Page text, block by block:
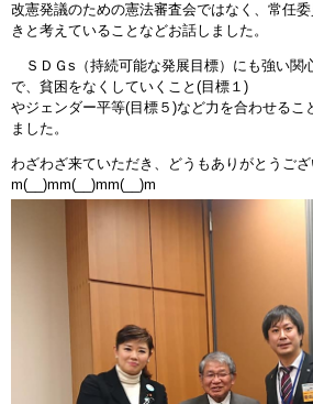
改憲発議のための憲法審査会ではなく、常任
きと考えていることなどお話しました。
ＳＤＧs（持続可能な発展目標）にも強い関
で、貧困をなくしていくこと(目標１)
やジェンダー平等(目標５)など力を合わせるこ
ました。
わざわざ来ていただき、どうもありがとうご
m(__)mm(__)mm(__)m